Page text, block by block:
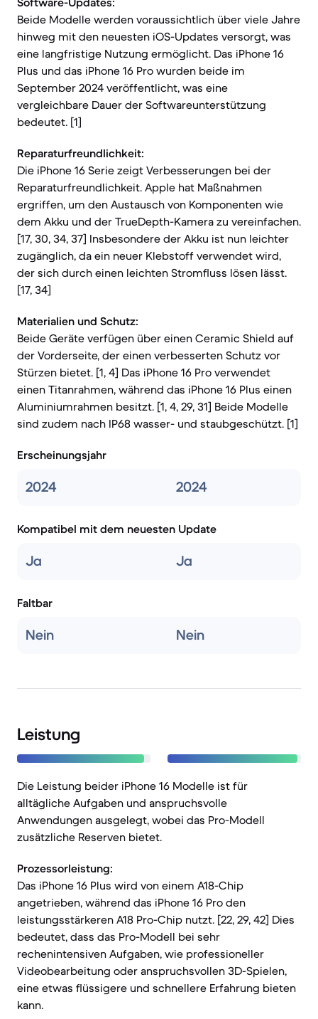
Beide Modelle werden voraussichtlich über viele Jahre
hinweg mit den neuesten iOS-Updates versorgt, was
eine langfristige Nutzung ermöglicht. Das iPhone 16
Plus und das iPhone 16 Pro wurden beide im
September 2024 veröffentlicht, was eine
vergleichbare Dauer der Softwareunterstützung
bedeutet. [1]
Reparaturfreundlichkeit:
Die iPhone 16 Serie zeigt Verbesserungen bei der
Reparaturfreundlichkeit. Apple hat Maßnahmen
ergriffen, um den Austausch von Komponenten wie
dem Akku und der TrueDepth-Kamera zu vereinfachen.
[17, 30, 34, 37] Insbesondere der Akku ist nun leichter
zugänglich, da ein neuer Klebstoff verwendet wird,
der sich durch einen leichten Stromfluss lösen lässt.
[17, 34]
Materialien und Schutz:
Beide Geräte verfügen über einen Ceramic Shield auf
der Vorderseite, der einen verbesserten Schutz vor
Stürzen bietet. [1, 4] Das iPhone 16 Pro verwendet
einen Titanrahmen, während das iPhone 16 Plus einen
Aluminiumrahmen besitzt. [1, 4, 29, 31] Beide Modelle
sind zudem nach IP68 wasser- und staubgeschützt. [1]
Erscheinungsjahr
2024 2024
Kompatibel mit dem neuesten Update
Ja Ja
Faltbar
Nein Nein
Leistung
Die Leistung beider iPhone 16 Modelle ist für
alltägliche Aufgaben und anspruchsvolle
Anwendungen ausgelegt, wobei das Pro-Modell
zusätzliche Reserven bietet.
Prozessorleistung:
Das iPhone 16 Plus wird von einem A18-Chip
angetrieben, während das iPhone 16 Pro den
leistungsstärkeren A18 Pro-Chip nutzt. [22, 29, 42] Dies
bedeutet, dass das Pro-Modell bei sehr
rechenintensiven Aufgaben, wie professioneller
Videobearbeitung oder anspruchsvollen 3D-Spielen,
eine etwas flüssigere und schnellere Erfahrung bieten
kann.